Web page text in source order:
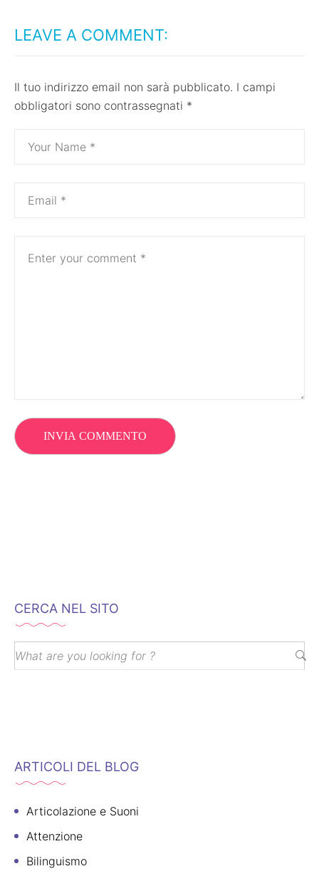
LEAVE A COMMENT:
Il tuo indirizzo email non sarà pubblicato. I campi
obbligatori sono contrassegnati *
CERCA NEL SITO
ARTICOLI DEL BLOG
Articolazione e Suoni
Attenzione
Bilinguismo